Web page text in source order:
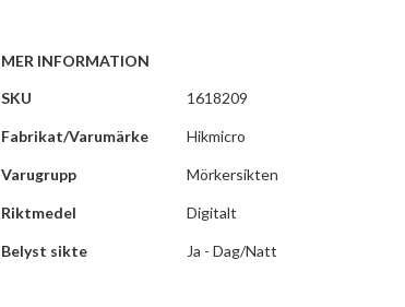
MER INFORMATION
Mer
SKU 1618209
Fabrikat/Varumärke Hikmicro
Varugrupp Mörkersikten
Riktmedel Digitalt
Belyst sikte Ja - Dag/Natt